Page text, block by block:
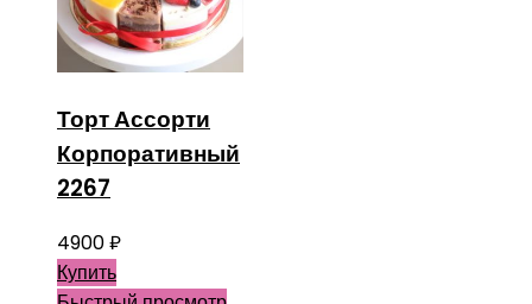
Торт Ассорти
Корпоративный
2267
4900₽
Купить